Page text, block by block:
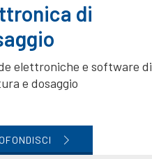
di
elettroniche e software di
e dosaggio